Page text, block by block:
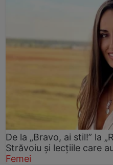
De la „Bravo, ai stil!” la
Străvoiu și lecțiile care
Femei